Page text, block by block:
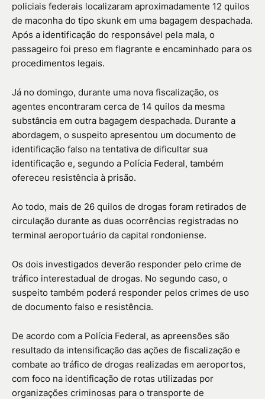
policiais federais localizaram aproximadamente 12 quilos
de maconha do tipo skunk em uma bagagem despachada.
Após a identificação do responsável pela mala, o
passageiro foi preso em flagrante e encaminhado para os
procedimentos legais.
Já no domingo, durante uma nova fiscalização, os
agentes encontraram cerca de 14 quilos da mesma
substância em outra bagagem despachada. Durante a
abordagem, o suspeito apresentou um documento de
identificação falso na tentativa de dificultar sua
identificação e, segundo a Polícia Federal, também
ofereceu resistência à prisão.
Ao todo, mais de 26 quilos de drogas foram retirados de
circulação durante as duas ocorrências registradas no
terminal aeroportuário da capital rondoniense.
Os dois investigados deverão responder pelo crime de
tráfico interestadual de drogas. No segundo caso, o
suspeito também poderá responder pelos crimes de uso
de documento falso e resistência.
De acordo com a Polícia Federal, as apreensões são
resultado da intensificação das ações de fiscalização e
combate ao tráfico de drogas realizadas em aeroportos,
com foco na identificação de rotas utilizadas por
organizações criminosas para o transporte de